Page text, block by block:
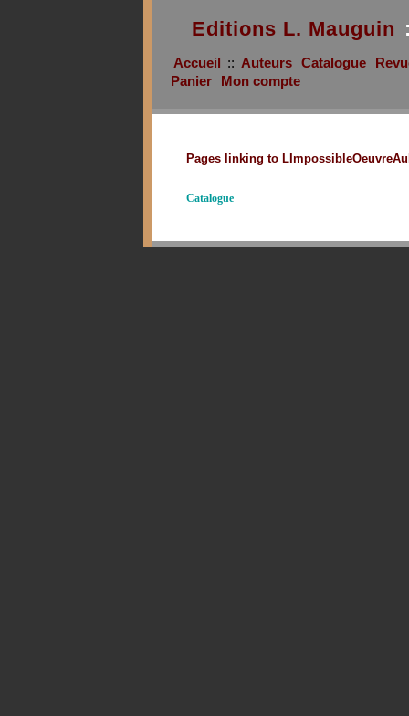
Editions L. Mauguin
Accueil :: Auteurs Catalogue
Panier
Mon compte
Pages linking to
Catalogue